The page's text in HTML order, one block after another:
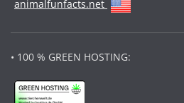
animalfunfacts.net
• 100 % GREEN HOSTING: